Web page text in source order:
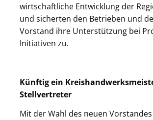
wirtschaftliche Entwicklung der
und sicherten den Betrieben und
Vorstand ihre Unterstützung bei
Initiativen zu.
Künftig ein
Stellvertreter
Mit der Wahl des neuen